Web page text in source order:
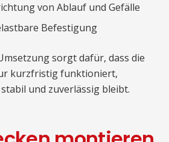
von Ablauf und Gefälle
Befestigung
sorgt dafür, dass die
kurzfristig funktioniert,
und zuverlässig bleibt.